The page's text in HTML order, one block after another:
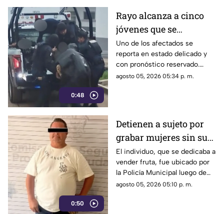
0:48
Rayo alcanza a cinco
jóvenes que se
resguardaban de la
lluvia en Durango
Uno de los afectados se
reporta en estado delicado y
con pronóstico reservado.
Fueron auxiliados por la Policía
agosto 05, 2026 05:34 p. m.
0:50
Detienen a sujeto por
grabar mujeres sin su
consentimiento en el
Centro de Saltillo
El individuo, que se dedicaba a
vender fruta, fue ubicado por
la Policía Municipal luego de
que múltiples afectadas
agosto 05, 2026 05:10 p. m.